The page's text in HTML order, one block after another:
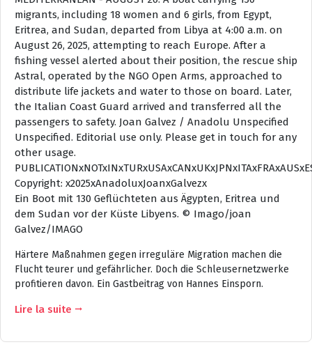
Ein Boot mit 130 Geflüchteten aus Ägypten, Eritrea und
dem Sudan vor der Küste Libyens. © Imago/joan
Galvez/IMAGO
Härtere Maßnahmen gegen irreguläre Migration machen die
Flucht teurer und gefährlicher. Doch die Schleusernetzwerke
profitieren davon. Ein Gastbeitrag von Hannes Einsporn.
Lire la suite